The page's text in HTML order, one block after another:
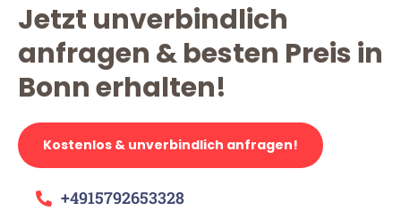
Jetzt unverbindlich
anfragen & besten Preis in
Bonn erhalten!
Kostenlos & unverbindlich anfragen!
+4915792653328